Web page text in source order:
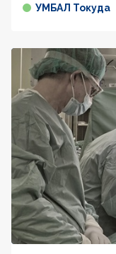
УМБАЛ Токуда